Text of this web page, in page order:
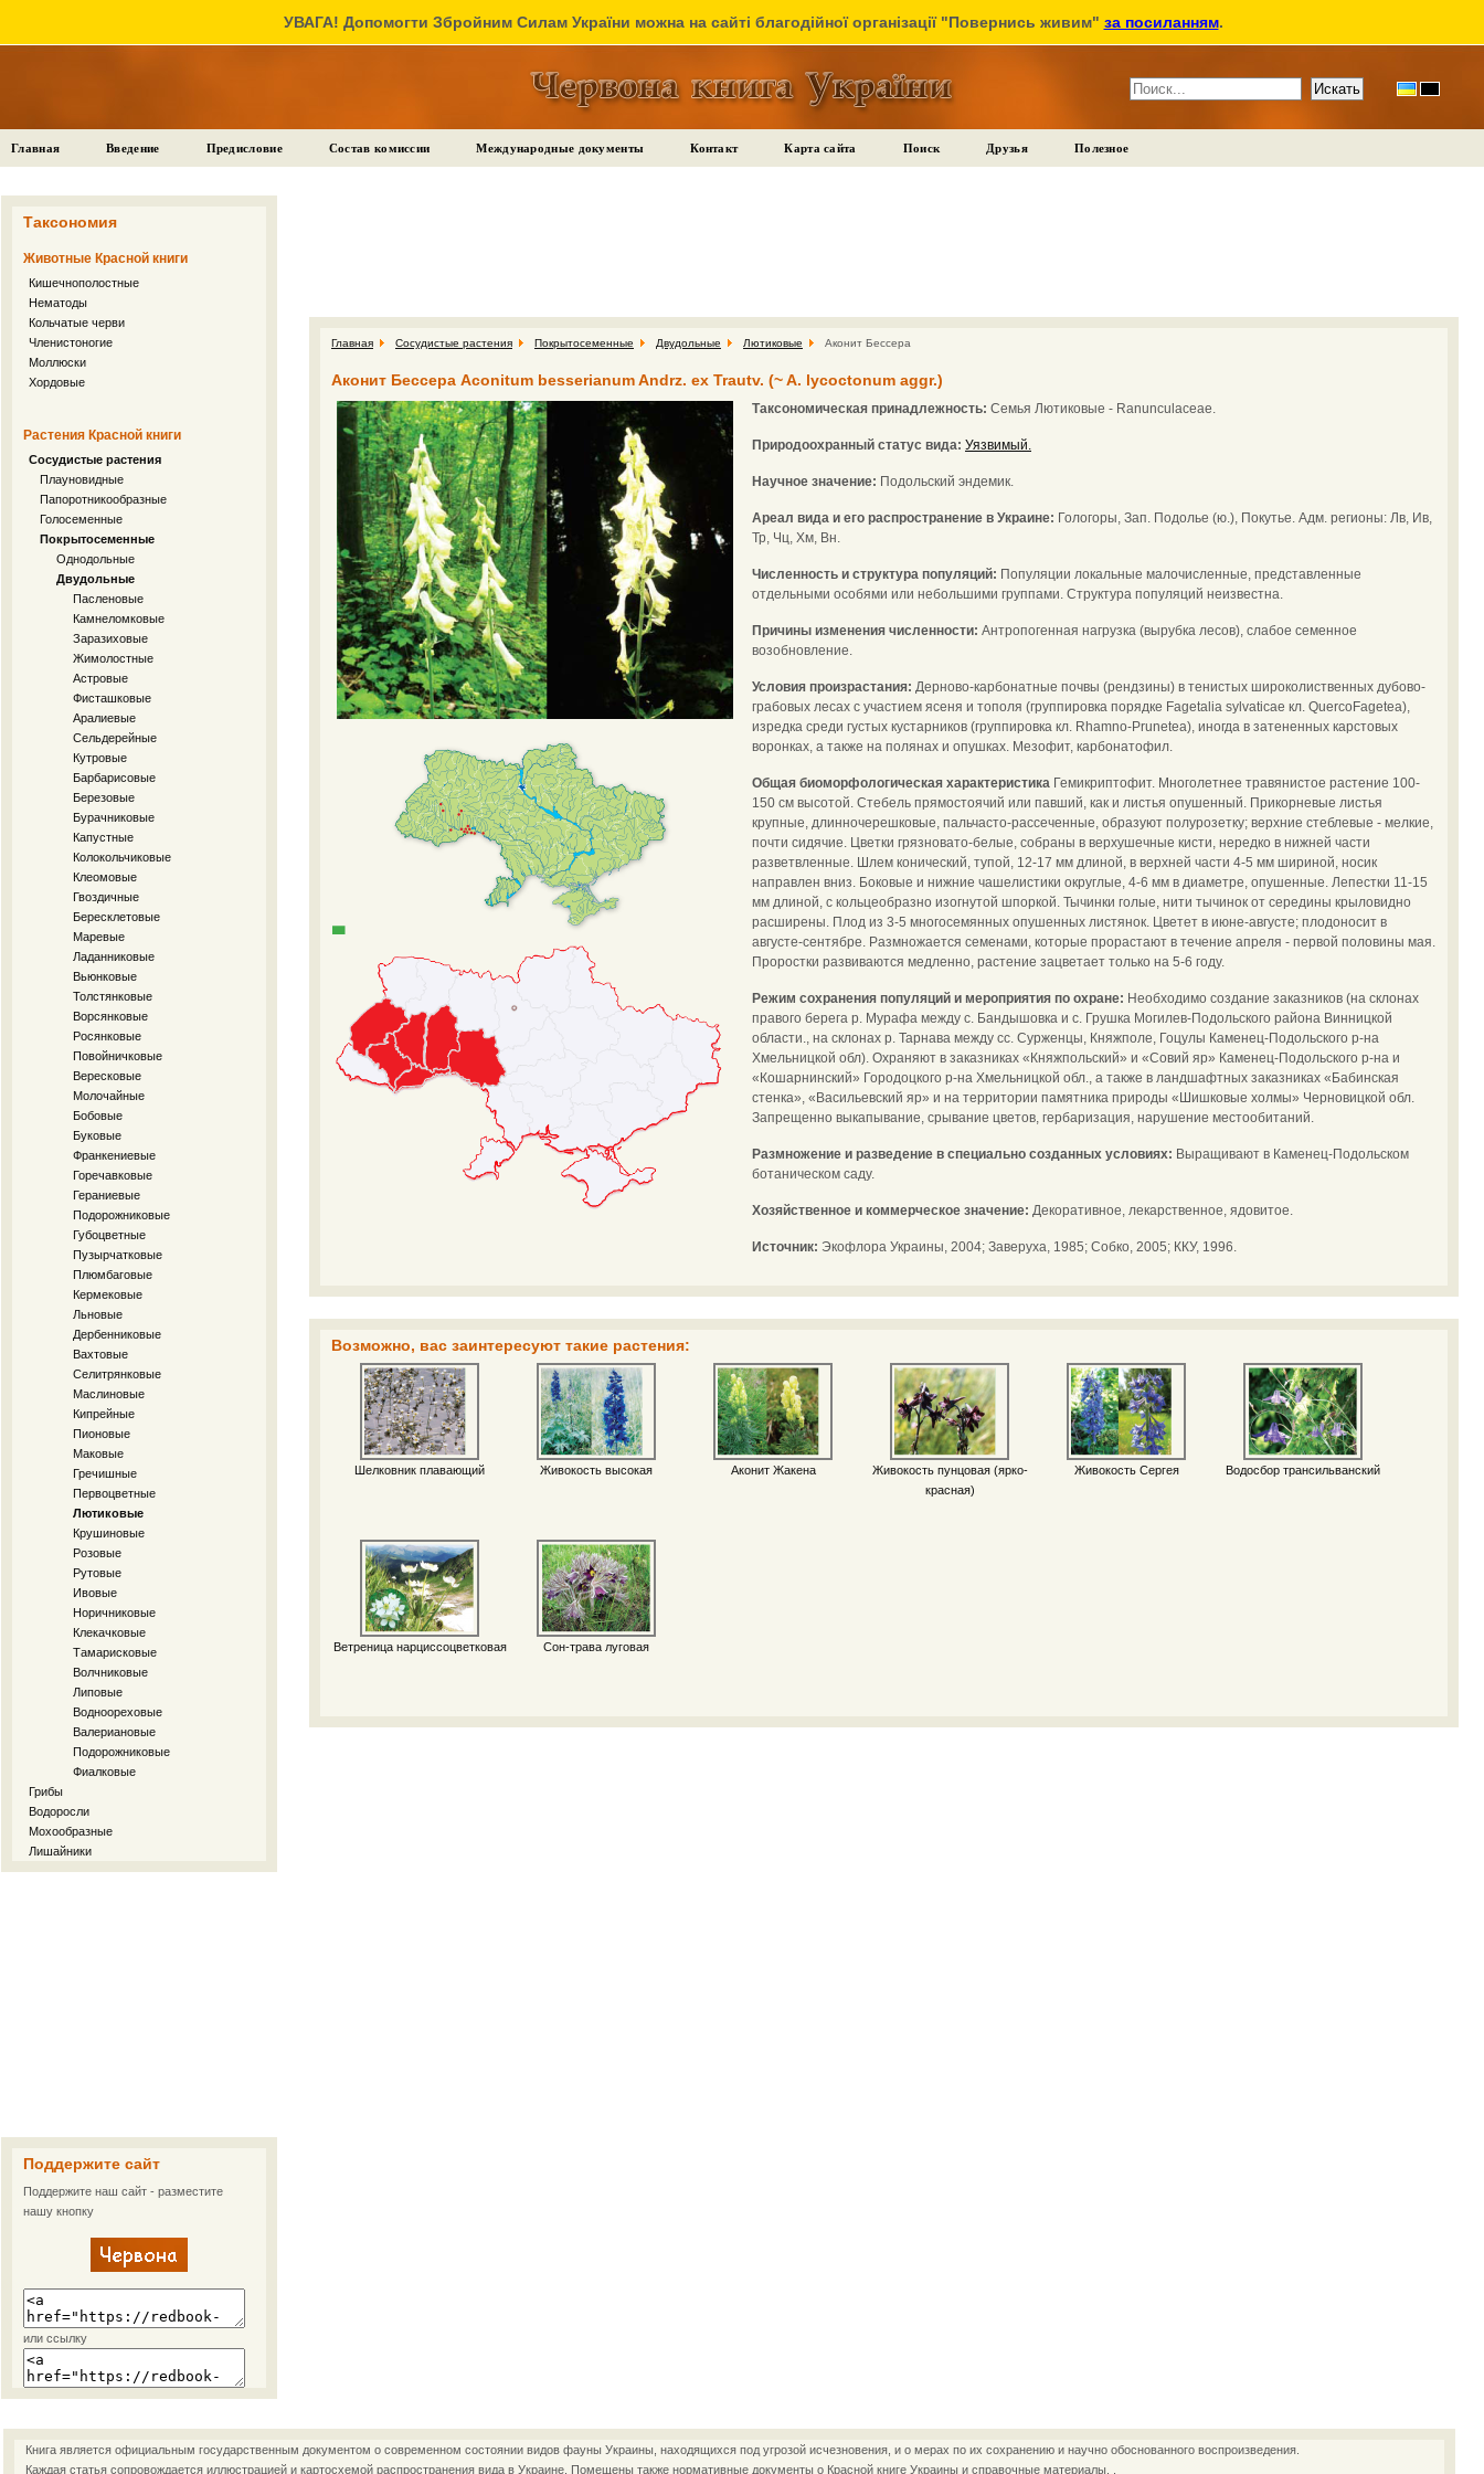
УВАГА! Допомогти Збройним Силам України можна на сайті благодійної організації "Повернись живим" за посиланням.
Главная Введение Предисловие Состав комиссии Международные документы Контакт Карта сайта Поиск Друзья Полезное
Таксономия
Животные Красной книги
Кишечнополостные
Нематоды
Кольчатые черви
Членистоногие
Моллюски
Хордовые
Растения Красной книги
Сосудистые растения
Плауновидные
Папоротникообразные
Голосеменные
Покрытосеменные
Однодольные
Двудольные
Пасленовые
Камнеломковые
Заразиховые
Жимолостные
Астровые
Фисташковые
Аралиевые
Сельдерейные
Кутровые
Барбарисовые
Березовые
Бурачниковые
Капустные
Колокольчиковые
Клеомовые
Гвоздичные
Бересклетовые
Маревые
Ладанниковые
Вьюнковые
Толстянковые
Ворсянковые
Росянковые
Повойничковые
Вересковые
Молочайные
Бобовые
Буковые
Франкениевые
Горечавковые
Гераниевые
Подорожниковые
Губоцветные
Пузырчатковые
Плюмбаговые
Кермековые
Льновые
Дербенниковые
Вахтовые
Селитрянковые
Маслиновые
Кипрейные
Пионовые
Маковые
Гречишные
Первоцветные
Лютиковые
Крушиновые
Розовые
Рутовые
Ивовые
Норичниковые
Клекачковые
Тамарисковые
Волчниковые
Липовые
Водноореховые
Валериановые
Подорожниковые
Фиалковые
Грибы
Водоросли
Мохообразные
Лишайники
Поддержите сайт
Поддержите наш сайт - разместите
нашу кнопку
или ссылку
Главная Сосудистые растения Покрытосеменные Двудольные Лютиковые Аконит Бессера
Аконит Бессера Aconitum besserianum Andrz. ex Trautv. (~ A. lycoctonum aggr.)
Таксономическая принадлежность: Семья Лютиковые - Ranunculaceae.
Природоохранный статус вида: Уязвимый.
Научное значение: Подольский эндемик.
Ареал вида и его распространение в Украине: Гологоры, Зап. Подолье (ю.), Покутье. Адм. регионы: Лв, Ив,
Тр, Чц, Хм, Вн.
Численность и структура популяций: Популяции локальные малочисленные, представленные
отдельными особями или небольшими группами. Структура популяций неизвестна.
Причины изменения численности: Антропогенная нагрузка (вырубка лесов), слабое семенное
возобновление.
Условия произрастания: Дерново-карбонатные почвы (рендзины) в тенистых широколиственных дубово-
грабовых лесах с участием ясеня и тополя (группировка порядке Fagetalia sylvaticae кл. QuercoFagetea),
изредка среди густых кустарников (группировка кл. Rhamno-Prunetea), иногда в затененных карстовых
воронках, а также на полянах и опушках. Мезофит, карбонатофил.
Общая биоморфологическая характеристика Гемикриптофит. Многолетнее травянистое растение 100-
150 см высотой. Стебель прямостоячий или павший, как и листья опушенный. Прикорневые листья
крупные, длинночерешковые, пальчасто-рассеченные, образуют полурозетку; верхние стеблевые - мелкие,
почти сидячие. Цветки грязновато-белые, собраны в верхушечные кисти, нередко в нижней части
разветвленные. Шлем конический, тупой, 12-17 мм длиной, в верхней части 4-5 мм шириной, носик
направлен вниз. Боковые и нижние чашелистики округлые, 4-6 мм в диаметре, опушенные. Лепестки 11-15
мм длиной, с кольцеобразно изогнутой шпоркой. Тычинки голые, нити тычинок от середины крыловидно
расширены. Плод из 3-5 многосемянных опушенных листянок. Цветет в июне-августе; плодоносит в
августе-сентябре. Размножается семенами, которые прорастают в течение апреля - первой половины мая.
Проростки развиваются медленно, растение зацветает только на 5-6 году.
Режим сохранения популяций и мероприятия по охране: Необходимо создание заказников (на склонах
правого берега р. Мурафа между с. Бандышовка и с. Грушка Могилев-Подольского района Винницкой
области., на склонах р. Тарнава между сс. Сурженцы, Княжполе, Гоцулы Каменец-Подольского р-на
Хмельницкой обл). Охраняют в заказниках «Княжпольский» и «Совий яр» Каменец-Подольского р-на и
«Кошарнинский» Городоцкого р-на Хмельницкой обл., а также в ландшафтных заказниках «Бабинская
стенка», «Васильевский яр» и на территории памятника природы «Шишковые холмы» Черновицкой обл.
Запрещенно выкапывание, срывание цветов, гербаризация, нарушение местообитаний.
Размножение и разведение в специально созданных условиях: Выращивают в Каменец-Подольском
ботаническом саду.
Хозяйственное и коммерческое значение: Декоративное, лекарственное, ядовитое.
Источник: Экофлора Украины, 2004; Заверуха, 1985; Собко, 2005; ККУ, 1996.
Возможно, вас заинтересуют такие растения:
Шелковник плавающий Живокость высокая Аконит Жакена
Живокость пунцовая (ярко-
красная)
Живокость Сергея Водосбор трансильванский
Ветреница нарциссоцветковая Сон-трава луговая
Книга является официальным государственным документом о современном состоянии видов фауны Украины, находящихся под угрозой исчезновения, и о мерах по их сохранению и научно обоснованного воспроизведения.
Каждая статья сопровождается иллюстрацией и картосхемой распространения вида в Украине. Помещены также нормативные документы о Красной книге Украины и справочные материалы. .